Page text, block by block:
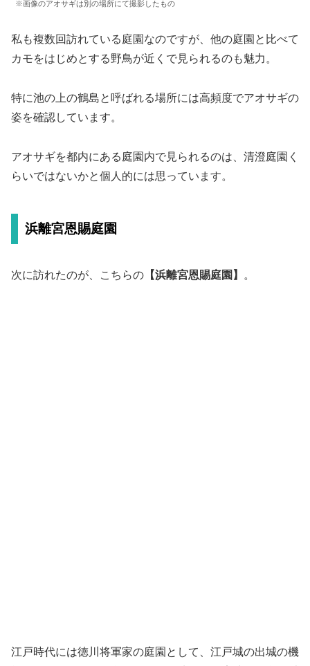
※画像のアオサギは別の場所にて撮影したもの
私も複数回訪れている庭園なのですが、他の庭園と比べて
カモをはじめとする野鳥が近くで見られるのも魅力。
特に池の上の鶴島と呼ばれる場所には高頻度でアオサギの
姿を確認しています。
アオサギを都内にある庭園内で見られるのは、清澄庭園く
らいではないかと個人的には思っています。
浜離宮恩賜庭園
次に訪れたのが、こちらの 【浜離宮恩賜庭園】 。
江戸時代には徳川将軍家の庭園として、江戸城の出城の機